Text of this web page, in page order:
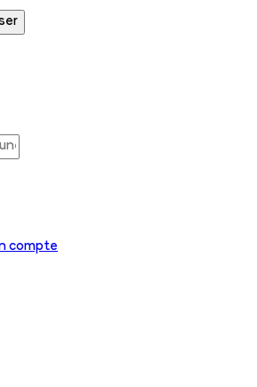
compte